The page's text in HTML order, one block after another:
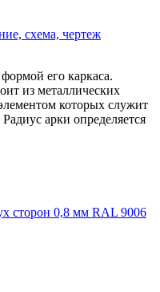
его каркаса.
из металлических
которых служит
арки определяется
сторон 0,8 мм RAL 9006